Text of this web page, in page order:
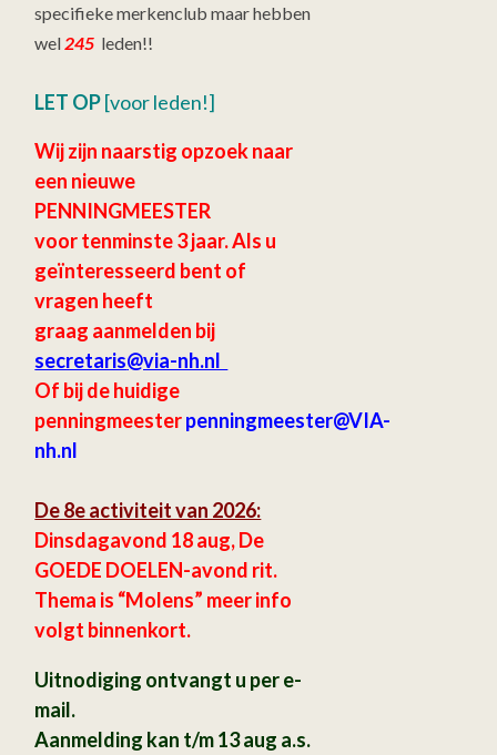
specifieke merkenclub maar hebben
wel245 leden!!
LET OP[voor leden!]
Wij zijn naarstig opzoek naar
een nieuwe
PENNINGMEESTER
voor tenminste 3 jaar.Als u
geïnteresseerd bent of
vragen heeft
graag aanmelden bij
secretaris@via-nh.nl
Of bij de huidige
penningmeesterpenningmeester@VIA-
nh.nl
De 8e activiteit van 2026:
Dinsdagavond 18 aug, De
GOEDE DOELEN-avond rit.
Thema is “Molens” meer info
volgt binnenkort.
Uitnodiging ontvangt u per e-
mail.
Aanmelding kan t/m 13 aug a.s.